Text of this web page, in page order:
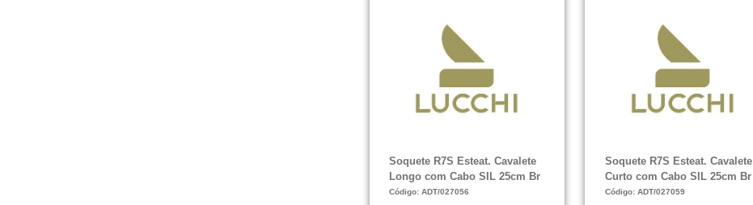
Soquete R7S Esteat. Cavalete
Longo com Cabo SIL 25cm Br
Código: ADT/027056
Soquete R7S Esteat. Cavalete
Curto com Cabo SIL 25cm Br
Código: ADT/027059